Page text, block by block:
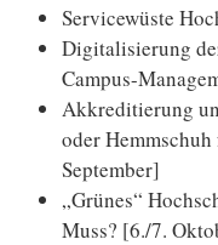
Servicewüste
Digitalisierung
Campus-
Akkreditierung
oder
September]
„Grünes“
Muss? [6./7.